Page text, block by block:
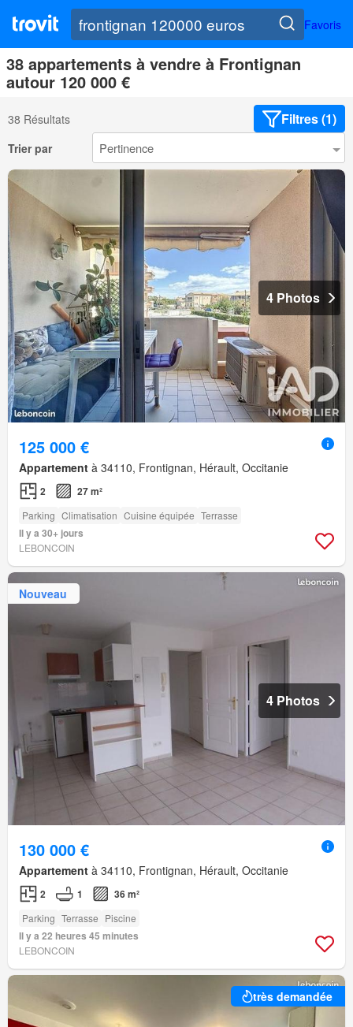
Favoris
38 appartements à vendre à Frontignan
autour 120 000 €
38 Résultats Filtres (1)
Trier par
4 Photos
125 000 €
Appartement à 34110, Frontignan, Hérault, Occitanie
2 27 m²
Parking Climatisation Cuisine équipée Terrasse
Il y a 30+ jours
LEBONCOIN
Nouveau
4 Photos
130 000 €
Appartement à 34110, Frontignan, Hérault, Occitanie
2 1 36 m²
Parking Terrasse Piscine
Il y a 22 heures 45 minutes
LEBONCOIN
très demandée